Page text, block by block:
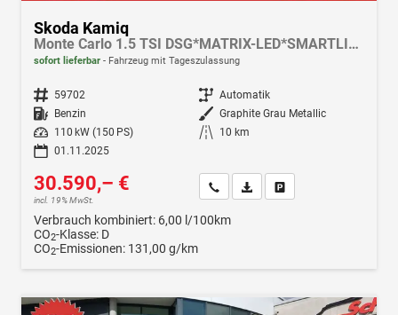
Skoda Kamiq
Monte Carlo 1.5 TSI DSG*MATRIX-LED*SMARTLINK*PDC-HI*TEMPOMAT*SHZ*17-ZOLL
sofort lieferbar Fahrzeug mit Tageszulassung
Fahrzeugnr. 59702 Getriebe Automatik
Kraftstoff Benzin Außenfarbe Graphite Grau Metallic
Leistung
110 kW (150 PS) Kilometerstand
10 km
01.11.2025
30.590,– €
incl. 19% MwSt.
Wir rufen Sie anFahrzeugexposé (PDF)
Verbrauch kombiniert: 6,00 l/100km
CO2-Klasse: D
CO2-Emissionen: 131,00 g/km